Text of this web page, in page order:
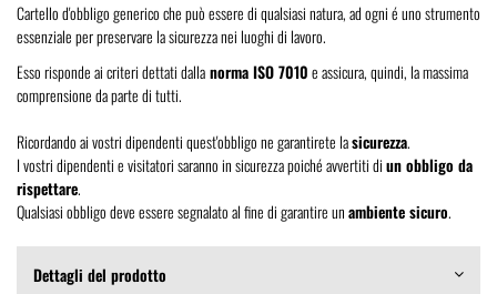
Cartello d'obbligo generico che può essere di qualsiasi natura, ad ogni é uno strumento
essenziale per preservare la sicurezza nei luoghi di lavoro.
Esso risponde ai criteri dettati dallanorma ISO 7010e assicura, quindi, la massima
comprensione da parte di tutti.
Ricordando ai vostri dipendenti quest'obbligo ne garantirete lasicurezza.
I vostri dipendenti e visitatori saranno in sicurezza poiché avvertiti diun obbligo da
rispettare.
Qualsiasi obbligo deve essere segnalato al fine di garantire unambiente sicuro.
Dettagli del prodotto